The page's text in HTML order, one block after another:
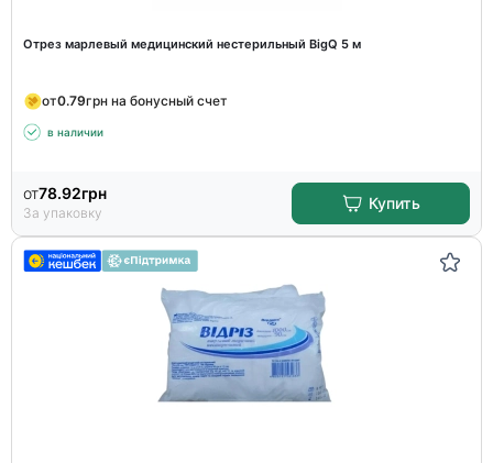
Отрез марлевый медицинский нестерильный BigQ 5 м
от0.79грн на бонусный счет
в наличии
от78.92грн
За упаковку
Купить